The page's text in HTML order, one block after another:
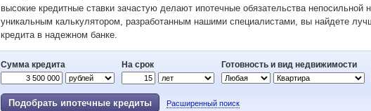
высокие кредитные ставки зачастую делают ипотечные обязательства
уникальным калькулятором, разработанным нашими специалистами, вы найдете
кредита в надежном банке.
Сумма кредита На срок Готовность и вид недвижимости
Подобрать ипотечные кредиты Расширенный поиск